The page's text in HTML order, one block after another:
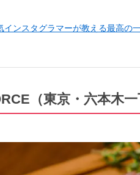
インスタグラマーが教える最高の
（東京・六本木一